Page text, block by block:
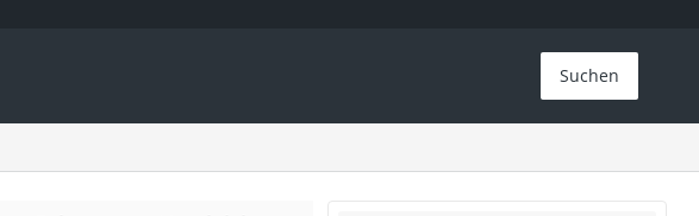
Suchen